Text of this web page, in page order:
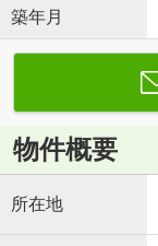
築年月
物件概要
所在地